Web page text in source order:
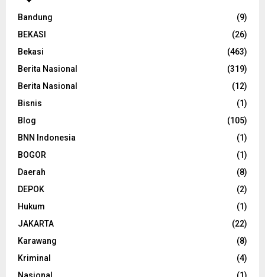
Bandung
(9)
BEKASI
(26)
Bekasi
(463)
Berita Nasional
(319)
Berita Nasional
(12)
Bisnis
(1)
Blog
(105)
BNN Indonesia
(1)
BOGOR
(1)
Daerah
(8)
DEPOK
(2)
Hukum
(1)
JAKARTA
(22)
Karawang
(8)
Kriminal
(4)
Nasional
(1)